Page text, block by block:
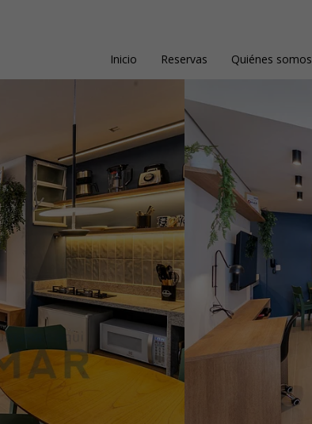
Inicio Reservas Quiénes somos